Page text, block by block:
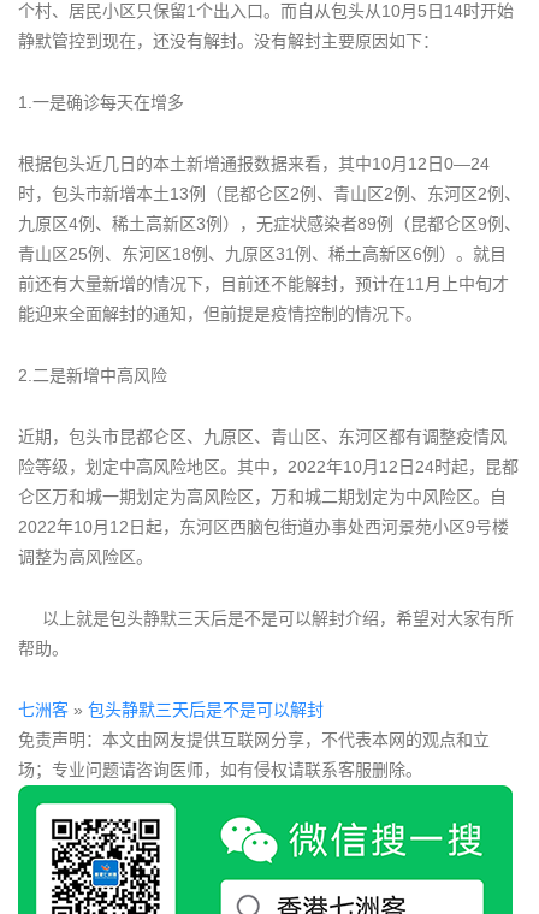
个村、居民小区只保留1个出入口。而自从包头从10月5日14时开始
静默管控到现在，还没有解封。没有解封主要原因如下：
1.一是确诊每天在增多
根据包头近几日的本土新增通报数据来看，其中10月12日0―24
时，包头市新增本土13例（昆都仑区2例、青山区2例、东河区2例、
九原区4例、稀土高新区3例），无症状感染者89例（昆都仑区9例、
青山区25例、东河区18例、九原区31例、稀土高新区6例）。就目
前还有大量新增的情况下，目前还不能解封，预计在11月上中旬才
能迎来全面解封的通知，但前提是疫情控制的情况下。
2.二是新增中高风险
近期，包头市昆都仑区、九原区、青山区、东河区都有调整疫情风
险等级，划定中高风险地区。其中，2022年10月12日24时起，昆都
仑区万和城一期划定为高风险区，万和城二期划定为中风险区。自
2022年10月12日起，东河区西脑包街道办事处西河景苑小区9号楼
调整为高风险区。
以上就是包头静默三天后是不是可以解封介绍，希望对大家有所
帮助。
七洲客 » 包头静默三天后是不是可以解封
免责声明：本文由网友提供互联网分享，不代表本网的观点和立
场；专业问题请咨询医师，如有侵权请联系客服删除。